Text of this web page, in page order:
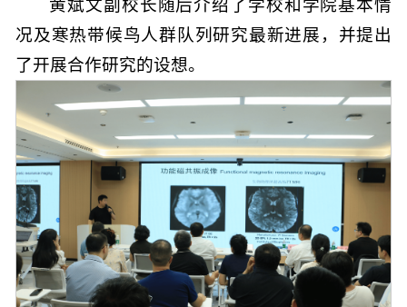
黄斌文副校长随后介绍了学校和学院基本情
况及寒热带候鸟人群队列研究最新进展，并提出
了开展合作研究的设想。